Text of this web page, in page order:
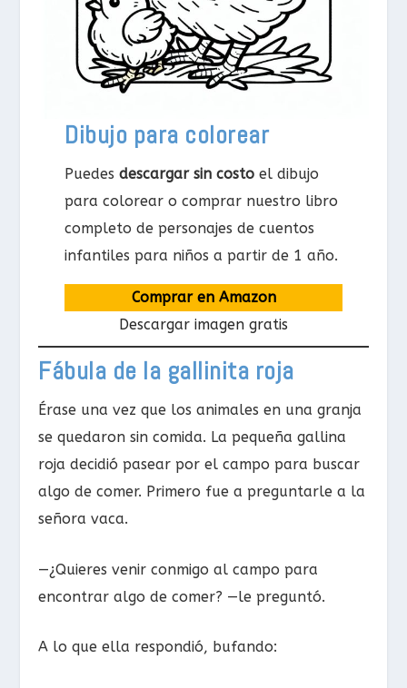
Dibujo para colorear
Puedes descargar sin costo el dibujo
para colorear o comprar nuestro libro
completo de personajes de cuentos
infantiles para niños a partir de 1 año.
Comprar en Amazon
Descargar imagen gratis
Fábula de la gallinita roja
Érase una vez que los animales en una granja
se quedaron sin comida. La pequeña gallina
roja decidió pasear por el campo para buscar
algo de comer. Primero fue a preguntarle a la
señora vaca.
—¿Quieres venir conmigo al campo para
encontrar algo de comer? —le preguntó.
A lo que ella respondió, bufando: